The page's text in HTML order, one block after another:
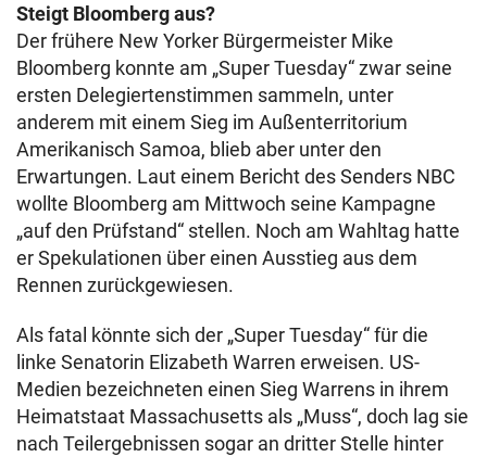
Steigt Bloomberg aus?
Der frühere New Yorker Bürgermeister Mike
Bloomberg konnte am „Super Tuesday“ zwar seine
ersten Delegiertenstimmen sammeln, unter
anderem mit einem Sieg im Außenterritorium
Amerikanisch Samoa, blieb aber unter den
Erwartungen. Laut einem Bericht des Senders NBC
wollte Bloomberg am Mittwoch seine Kampagne
„auf den Prüfstand“ stellen. Noch am Wahltag hatte
er Spekulationen über einen Ausstieg aus dem
Rennen zurückgewiesen.
Als fatal könnte sich der „Super Tuesday“ für die
linke Senatorin Elizabeth Warren erweisen. US-
Medien bezeichneten einen Sieg Warrens in ihrem
Heimatstaat Massachusetts als „Muss“, doch lag sie
nach Teilergebnissen sogar an dritter Stelle hinter